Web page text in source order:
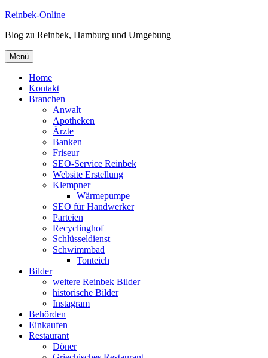
Zum
springen
Reinbek-Online
Blog zu Reinbek, Hamburg und Umgebung
Menü
Home
Kontakt
Branchen
Anwalt
Apotheken
Ärzte
Banken
Friseur
SEO-Service Reinbek
Website Erstellung
Klempner
Wärmepumpe
SEO für Handwerker
Parteien
Recyclinghof
Schlüsseldienst
Schwimmbad
Tonteich
Bilder
weitere Reinbek Bilder
historische Bilder
Instagram
Behörden
Einkaufen
Restaurant
Döner